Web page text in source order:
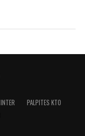
INTER
PALPITES KTO